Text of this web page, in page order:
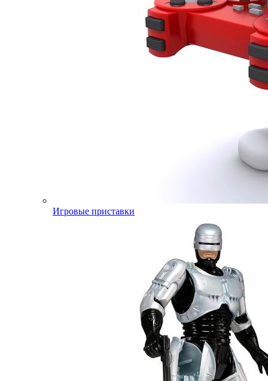
Игровые приставки